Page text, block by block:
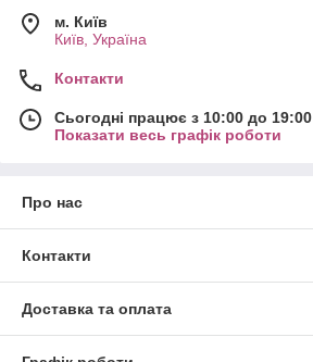
м. Київ
Київ, Україна
Контакти
Сьогодні працює з 10:00 до 19:00
Показати весь графік роботи
Про нас
Контакти
Доставка та оплата